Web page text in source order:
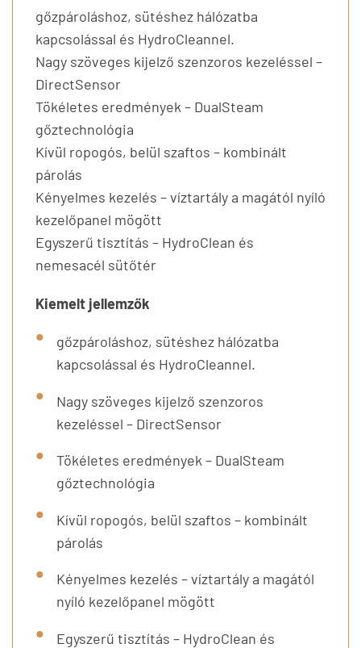
gőzpároláshoz, sütéshez hálózatba
kapcsolással és HydroCleannel.
Nagy szöveges kijelző szenzoros kezeléssel –
DirectSensor
Tökéletes eredmények – DualSteam
gőztechnológia
Kívül ropogós, belül szaftos – kombinált
párolás
Kényelmes kezelés – víztartály a magától nyíló
kezelőpanel mögött
Egyszerű tisztítás – HydroClean és
nemesacél sütőtér
Kiemelt jellemzők
gőzpároláshoz, sütéshez hálózatba
kapcsolással és HydroCleannel.
Nagy szöveges kijelző szenzoros
kezeléssel – DirectSensor
Tökéletes eredmények – DualSteam
gőztechnológia
Kívül ropogós, belül szaftos – kombinált
párolás
Kényelmes kezelés – víztartály a magától
nyíló kezelőpanel mögött
Egyszerű tisztítás – HydroClean és